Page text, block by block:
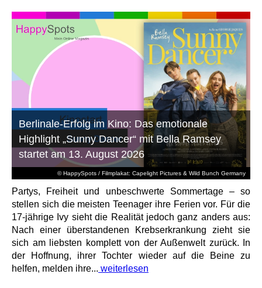
© HappySpots / Filmplakat: Capelight Pictures & Wild Bunch Germany
Berlinale-Erfolg im Kino: Das emotionale
Highlight „Sunny Dancer“ mit Bella Ramsey
startet am 13. August 2026
Partys, Freiheit und unbeschwerte Sommertage – so
stellen sich die meisten Teenager ihre Ferien vor. Für die
17-jährige Ivy sieht die Realität jedoch ganz anders aus:
Nach einer überstandenen Krebserkrankung zieht sie
sich am liebsten komplett von der Außenwelt zurück. In
der Hoffnung, ihrer Tochter wieder auf die Beine zu
helfen, melden ihre... weiterlesen